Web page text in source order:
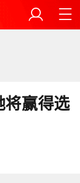
赢得选